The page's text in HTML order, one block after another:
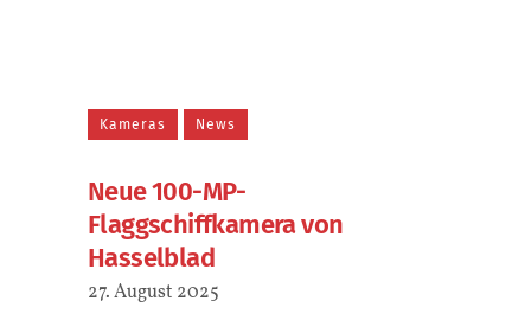
Kameras News
Neue 100-MP-
Flaggschiffkamera von
Hasselblad
27. August 2025